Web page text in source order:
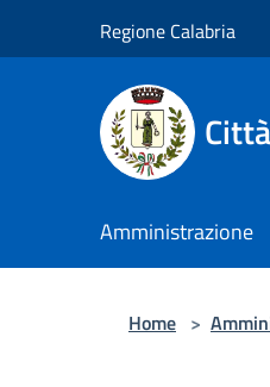
Regione Calabria
Amministrazione
Home >